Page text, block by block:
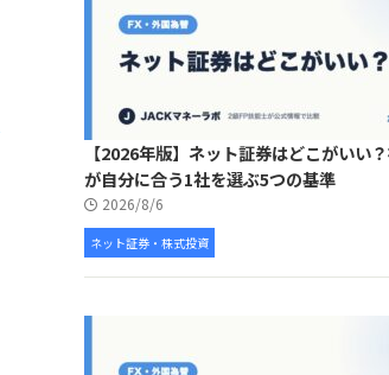
【2026年版】ネット証券はどこがいい
が自分に合う1社を選ぶ5つの基準
2026/8/6
ネット証券・株式投資